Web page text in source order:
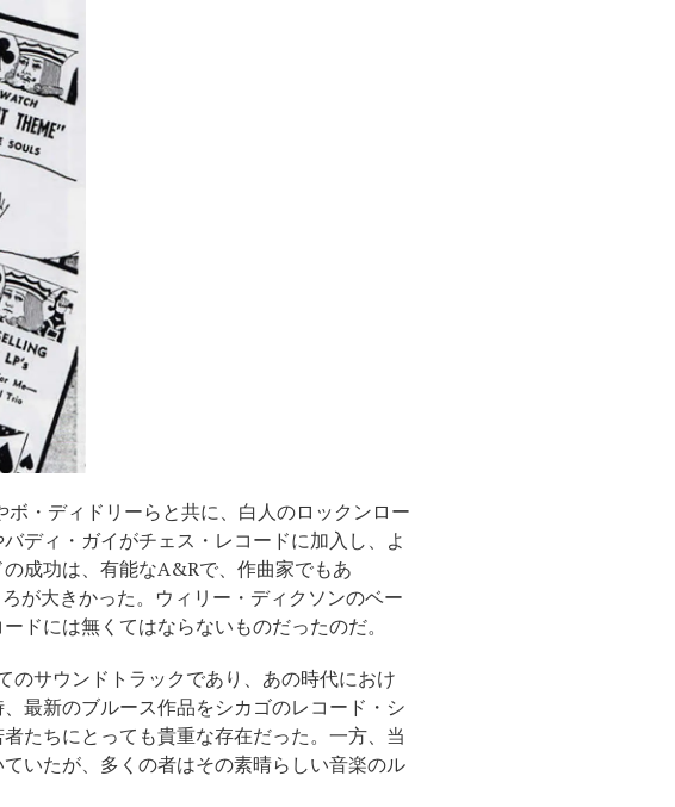
ボ・ディドリーらと共に、白人のロックンロー
バディ・ガイがチェス・レコードに加入し、よ
成功は、有能なA&Rで、作曲家でもあ
が大きかった。ウィリー・ディクソンのベー
ドには無くてはならないものだったのだ。
のサウンドトラックであり、あの時代におけ
最新のブルース作品をシカゴのレコード・シ
たちにとっても貴重な存在だった。一方、当
いたが、多くの者はその素晴らしい音楽のル